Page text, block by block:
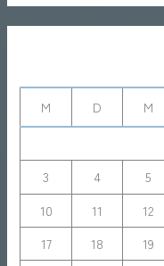
M
D M
3
4 5
10
11 12
17
18 19